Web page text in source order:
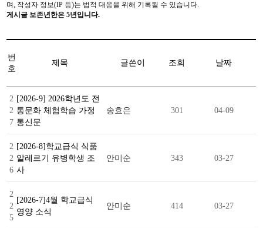
며, 작성자 정보(IP 등)는 법적 대응을 위해 기록될 수 있습니다.
게시글 보존년한은 5년입니다.
번
호
제목 글쓴이 조회 날짜
2
2
7
[2026-9] 2026학년도 전
통문화 체험학습 가정
통신문
송효은 301 04-09
2
2
6
[2026-8]학교급식 식품
알레르기 유병학생 조
사
안미순 343 03-27
2
2
5
[2026-7]4월 학교급식
영양 소식
안미순 414 03-27